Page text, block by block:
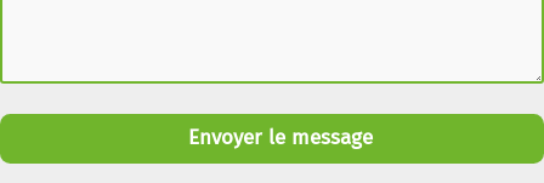
Envoyer le message